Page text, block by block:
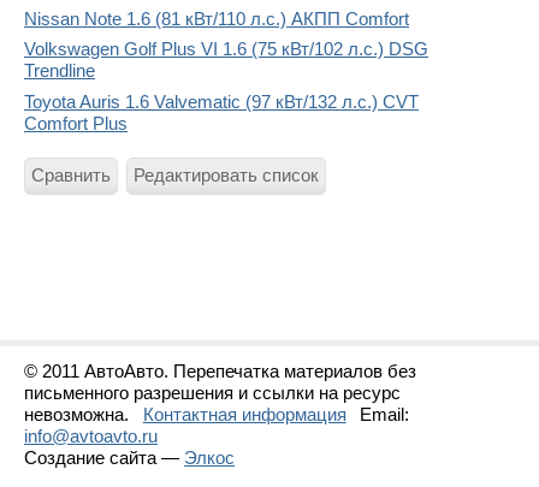
Nissan Note 1.6 (81 кВт/110 л.с.) АКПП Comfort
Volkswagen Golf Plus VI 1.6 (75 кВт/102 л.с.) DSG
Trendline
Toyota Auris 1.6 Valvematic (97 кВт/132 л.с.) CVT
Comfort Plus
Сравнить Редактировать список
© 2011 АвтоАвто. Перепечатка материалов без
письменного разрешения и ссылки на ресурс
невозможна.
Контактная информация
Email:
info@avtoavto.ru
Создание сайта — Элкос